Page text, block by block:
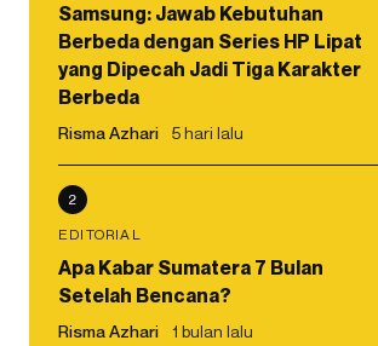
Samsung: Jawab Kebutuhan
Berbeda dengan Series HP Lipat
yang Dipecah Jadi Tiga Karakter
Berbeda
Risma Azhari 5 hari lalu
2
EDITORIAL
Apa Kabar Sumatera 7 Bulan
Setelah Bencana?
Risma Azhari 1 bulan lalu